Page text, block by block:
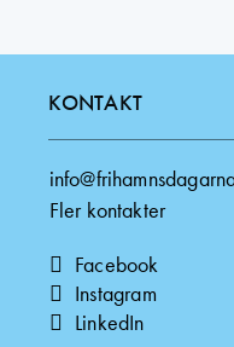
KONTAKT
Fler kontakter
Facebook
Instagram
LinkedIn